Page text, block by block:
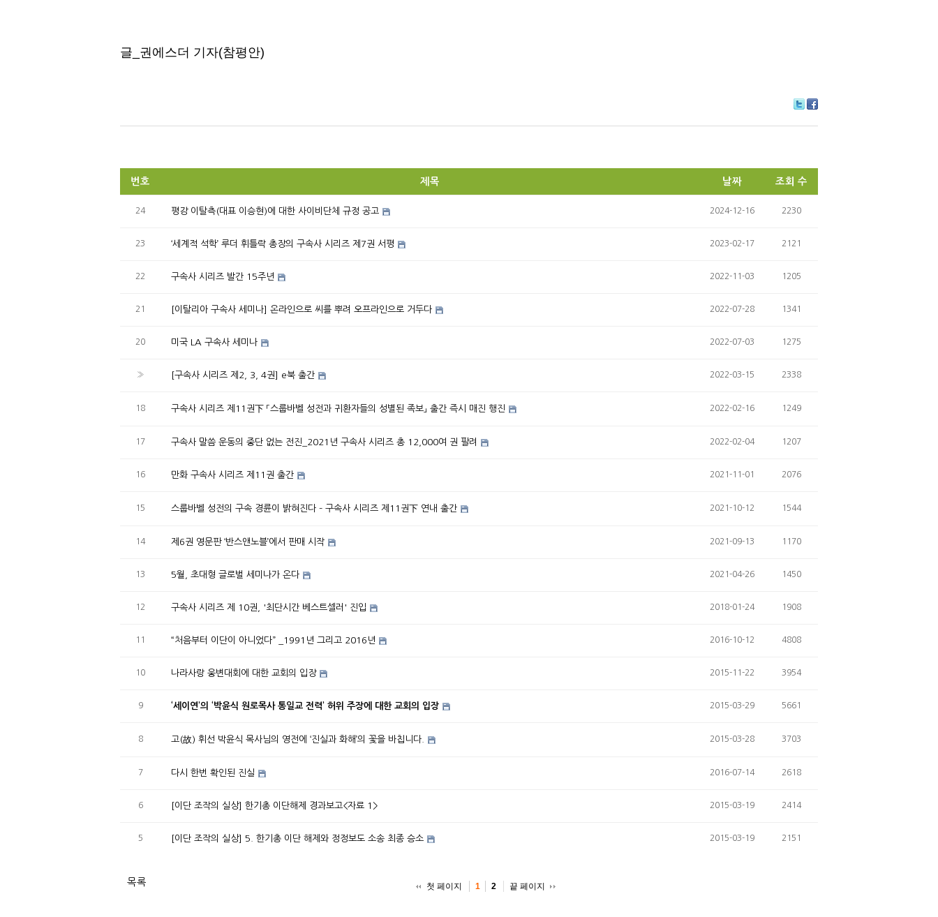
글_권에스더 기자(참평안)
itte ce
번호 제목 날짜 조회 수
24 평강 이탈측(대표 이승현)에 대한 사이비단체 규정 공고 2024-12-16 2230
23 ‘세계적 석학’ 루더 휘틀락 총장의 구속사 시리즈 제7권 서평 2023-02-17 2121
22 구속사 시리즈 발간 15주년 2022-11-03 1205
21 [이탈리아 구속사 세미나] 온라인으로 씨를 뿌려 오프라인으로 거두다 2022-07-28 1341
20 미국 LA 구속사 세미나 2022-07-03 1275
» [구속사 시리즈 제2, 3, 4권] e북 출간 2022-03-15 2338
18 구속사 시리즈 제11권下 「스룹바벨 성전과 귀환자들의 성별된 족보」 출간 즉시 매진 행진 2022-02-16 1249
17 구속사 말씀 운동의 중단 없는 전진_2021년 구속사 시리즈 총 12,000여 권 팔려 2022-02-04 1207
16 만화 구속사 시리즈 제11권 출간 2021-11-01 2076
15 스룹바벨 성전의 구속 경륜이 밝혀진다 – 구속사 시리즈 제11권下 연내 출간 2021-10-12 1544
14 제6권 영문판 ‘반스앤노블’에서 판매 시작 2021-09-13 1170
13 5월, 초대형 글로벌 세미나가 온다 2021-04-26 1450
12 구속사 시리즈 제 10권, '최단시간 베스트셀러' 진입 2018-01-24 1908
11 “처음부터 이단이 아니었다” _1991년 그리고 2016년 2016-10-12 4808
10 나라사랑 웅변대회에 대한 교회의 입장 2015-11-22 3954
9 ‘세이연’의 ‘박윤식 원로목사 통일교 전력’ 허위 주장에 대한 교회의 입장 2015-03-29 5661
8 고(故) 휘선 박윤식 목사님의 영전에 ‘진실과 화해’의 꽃을 바칩니다. 2015-03-28 3703
7 다시 한번 확인된 진실 2016-07-14 2618
6 [이단 조작의 실상] 한기총 이단해제 경과보고<자료 1> 2015-03-19 2414
5 [이단 조작의 실상] 5. 한기총 이단 해제와 정정보도 소송 최종 승소 2015-03-19 2151
목록 첫 페이지 1 2 끝 페이지